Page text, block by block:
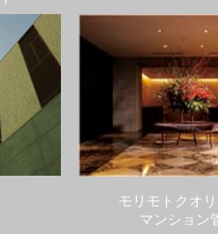
モリモトクオ
マンション